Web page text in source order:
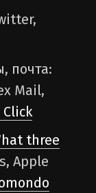
почта:
Mail,
Click
three
Apple